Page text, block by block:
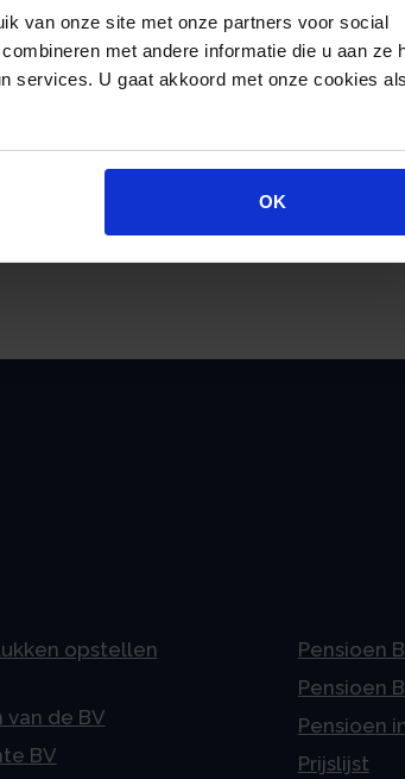
van onze site met onze partners voor social
met andere informatie die u aan ze
services. U gaat akkoord met onze cookies
OK
niet toe. De werkzaamheden
van de badkamer en een
de voorbelasting op de
Ook heeft de BV ten onrechte de
op de winst gebracht. De
van navorderingsaanslagen
opstellen
van de BV
BV
Pensioen
Pensioen
Pensioen
Prijslijst